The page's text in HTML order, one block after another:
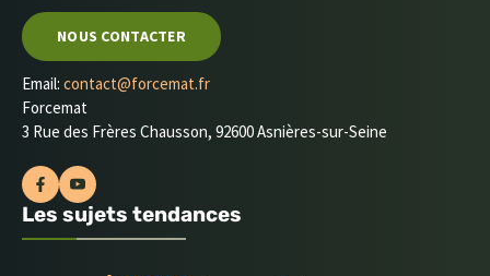
NOUS CONTACTER
Email: contact@forcemat.fr
Forcemat
3 Rue des Frères Chausson, 92600 Asnières-sur-Seine
Les sujets tendances